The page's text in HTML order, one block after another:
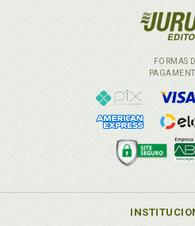
FORMAS